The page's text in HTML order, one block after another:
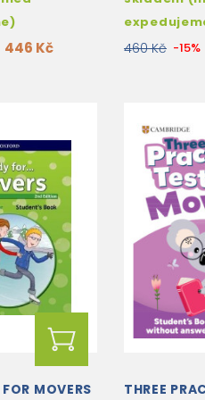
446 Kč
TESTS
460 Kč -15%
MOVERS
THREE